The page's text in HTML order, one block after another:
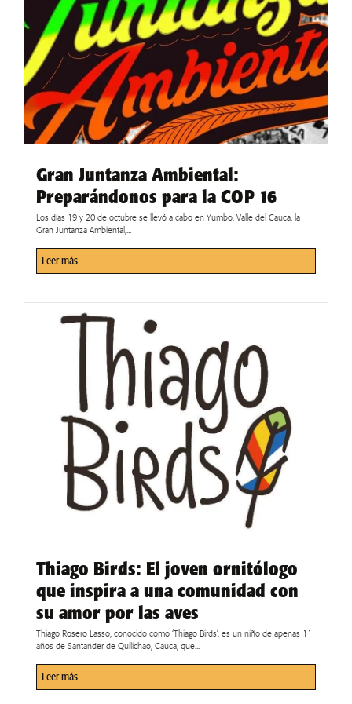
Gran Juntanza Ambiental:
Preparándonos para la COP 16
Los días 19 y 20 de octubre se llevó a cabo en Yumbo, Valle del Cauca, la
Gran Juntanza Ambiental,...
Leer más
Thiago Birds: El joven ornitólogo
que inspira a una comunidad con
su amor por las aves
Thiago Rosero Lasso, conocido como ‘Thiago Birds’, es un niño de apenas 11
años de Santander de Quilichao, Cauca, que...
Leer más